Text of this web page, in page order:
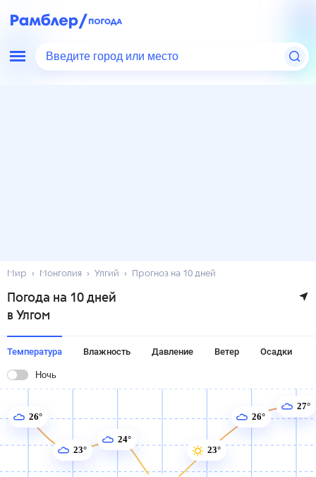
Введите город или место
Мир Монголия Улгий Прогноз на 10 дней
Погода на 10 дней
в Улгом
Температура Влажность Давление Ветер Осадки
Ночь
26°
23°
24°
23°
26°
27°